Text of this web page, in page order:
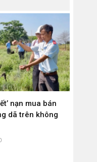
nạn mua bán
dã trên không